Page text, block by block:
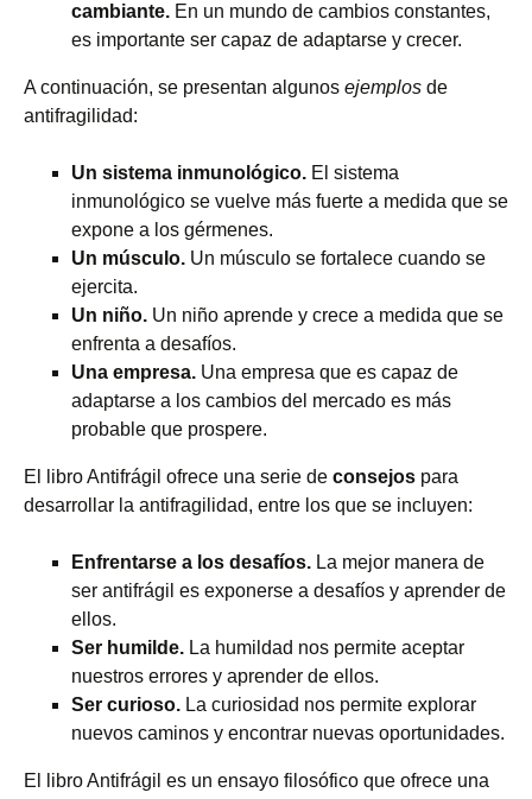
cambiante. En un mundo de cambios constantes,
es importante ser capaz de adaptarse y crecer.
A continuación, se presentan algunos ejemplos de
antifragilidad:
Un sistema inmunológico. El sistema
inmunológico se vuelve más fuerte a medida que se
expone a los gérmenes.
Un músculo. Un músculo se fortalece cuando se
ejercita.
Un niño. Un niño aprende y crece a medida que se
enfrenta a desafíos.
Una empresa. Una empresa que es capaz de
adaptarse a los cambios del mercado es más
probable que prospere.
El libro Antifrágil ofrece una serie de consejos para
desarrollar la antifragilidad, entre los que se incluyen:
Enfrentarse a los desafíos. La mejor manera de
ser antifrágil es exponerse a desafíos y aprender de
ellos.
Ser humilde. La humildad nos permite aceptar
nuestros errores y aprender de ellos.
Ser curioso. La curiosidad nos permite explorar
nuevos caminos y encontrar nuevas oportunidades.
El libro Antifrágil es un ensayo filosófico que ofrece una